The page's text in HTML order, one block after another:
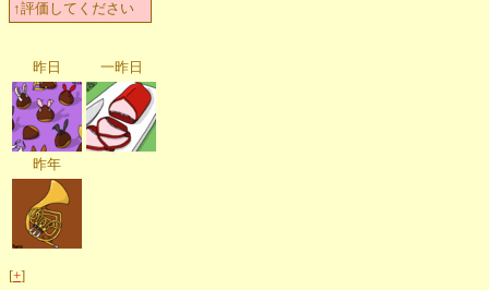
↑評価してください
昨日 一昨日
昨年
[+]